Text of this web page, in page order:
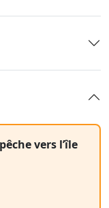
vers l’île